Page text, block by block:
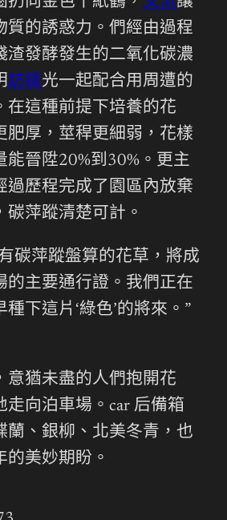
質的誘惑力。們經由過程
渣發酵發生的二氧化碳濃
訪談光一起配合用周遭的
在這種前提下培養的花
肥厚，莖稈更細弱，花樣
能晉陞20%到30%。更主
過歷程完成了園區內放棄
萍蹤清楚可計。
碳萍蹤盤算的花草，將成
的主要通行證。我們正在
下這片‘綠色’的將來。”
意猶未盡的人們抱開花
走向泊車場。car 后備箱
蘭、銀柳、北美冬青，也
的美妙期盼。